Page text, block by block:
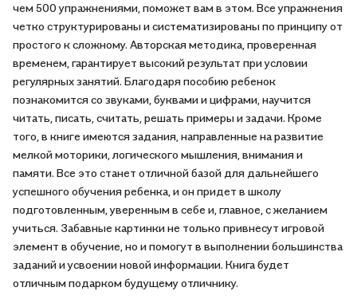
чем 500 упражнениями, поможет вам в этом. Все упражнения
четко структурированы и систематизированы по принципу от
простого к сложному. Авторская методика, проверенная
временем, гарантирует высокий результат при условии
регулярных занятий. Благодаря пособию ребенок
познакомится со звуками, буквами и цифрами, научится
читать, писать, считать, решать примеры и задачи. Кроме
того, в книге имеются задания, направленные на развитие
мелкой моторики, логического мышления, внимания и
памяти. Все это станет отличной базой для дальнейшего
успешного обучения ребенка, и он придет в школу
подготовленным, уверенным в себе и, главное, с желанием
учиться. Забавные картинки не только привнесут игровой
элемент в обучение, но и помогут в выполнении большинства
заданий и усвоении новой информации. Книга будет
отличным подарком будущему отличнику.